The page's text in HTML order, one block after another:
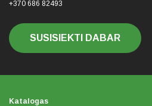
+370 686 82493
SUSISIEKTI DABAR
Katalogas